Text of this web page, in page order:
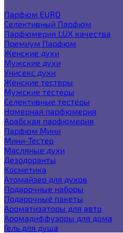
Парфюм EURO
Селективный Парфюм
Парфюмерия LUX качества
Премиум Парфюм
Женские духи
Мужские духи
Унисекс духи
Женские тестеры
Мужские тестеры
Селективные тестеры
Номерная парфюмерия
Арабская парфюмерия
Парфюм Мини
Мини-Тестер
Масляные духи
Дезодоранты
Косметика
Атомайзер для духов
Подарочные наборы
Подарочные пакеты
Ароматизаторы для авто
Аромадиффузоры для дома
Гель для душа